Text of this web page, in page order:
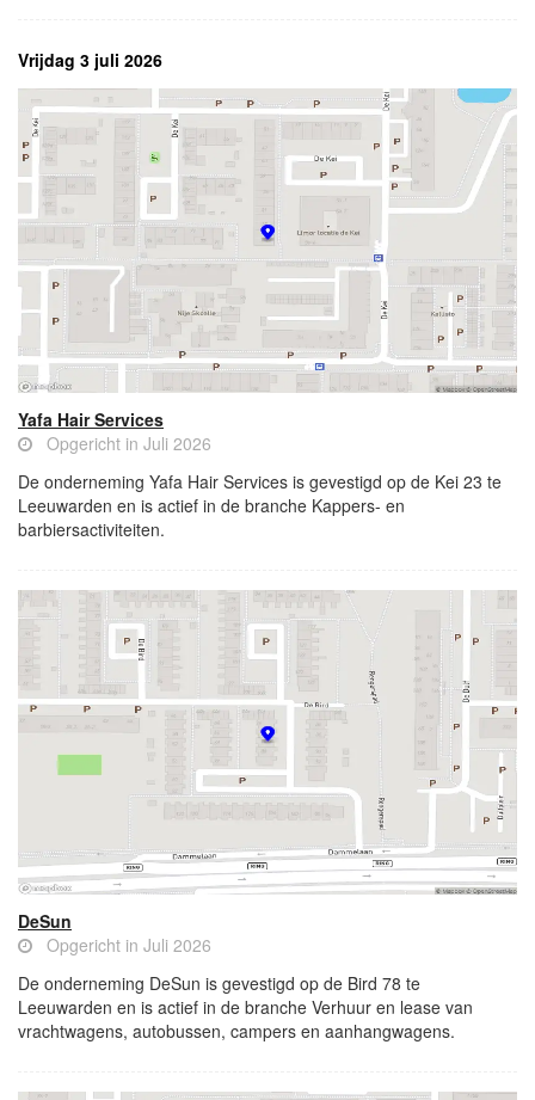
Vrijdag 3 juli 2026
Yafa Hair Services
Opgericht in Juli 2026
De onderneming Yafa Hair Services is gevestigd op de Kei 23 te
Leeuwarden en is actief in de branche Kappers- en
barbiersactiviteiten.
DeSun
Opgericht in Juli 2026
De onderneming DeSun is gevestigd op de Bird 78 te
Leeuwarden en is actief in de branche Verhuur en lease van
vrachtwagens, autobussen, campers en aanhangwagens.